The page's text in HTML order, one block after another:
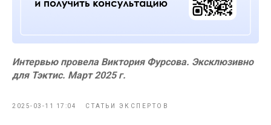
Интервью провела Виктория Фурсова. Эксклюзивно
для Тэктис. Март 2025 г.
2025-03-11 17:04 СТАТЬИ ЭКСПЕРТОВ